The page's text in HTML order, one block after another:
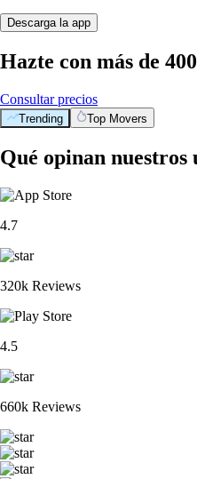
Descarga la app
Hazte con más de
Consultar precios
Trending Top Movers
Qué opinan nuestros
4.7
320k Reviews
4.5
660k Reviews